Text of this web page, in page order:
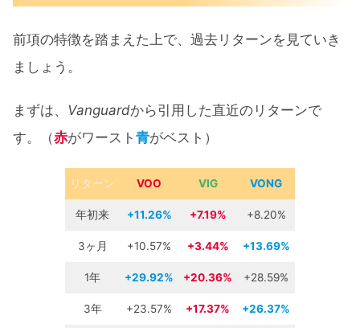
前項の特徴を踏まえた上で、過去リターンを見ていき
ましょう。
まずは、 Vanguardから引用した直近のリターンで
す。（赤がワースト 青がベスト）
リターン VOO VIG VONG
年初来 +11.26% +7.19% +8.20%
3ヶ月 +10.57% +3.44% +13.69%
1年 +29.92% +20.36% +28.59%
3年 +23.57% +17.37% +26.37%